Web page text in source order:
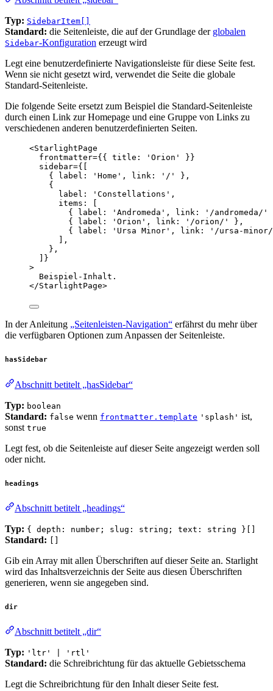
Typ: SidebarItem[]
Standard: die Seitenleiste, die auf der Grundlage der globalen
Sidebar-Konfiguration erzeugt wird
Legt eine benutzerdefinierte Navigationsleiste für diese Seite fest.
Wenn sie nicht gesetzt wird, verwendet die Seite die globale
Standard-Seitenleiste.
Die folgende Seite ersetzt zum Beispiel die Standard-Seitenleiste
durch einen Link zur Homepage und eine Gruppe von Links zu
verschiedenen anderen benutzerdefinierten Seiten.
<StarlightPage
frontmatter={ { title: ' Orion ' } }
sidebar={
{ label:
' Home ' , link: ' / '
},
{
label:
' Constellations ' ,
items: [
{ label:
' Andromeda ' , link: ' /andromeda/ '
{ label:
' Orion ' , link: ' /orion/ '
},
{ label:
' Ursa Minor ' , link: ' /ursa-minor/
],
},
}
>
Beispiel-Inhalt.
</StarlightPage>
In der Anleitung „Seitenleisten-Navigation“ erfährst du mehr über
die verfügbaren Optionen zum Anpassen der Seitenleiste.
hasSidebar
Abschnitt betitelt „hasSidebar“
Typ: boolean
Standard: false wenn frontmatter.template 'splash' ist,
sonst true
Legt fest, ob die Seitenleiste auf dieser Seite angezeigt werden soll
oder nicht.
headings
Abschnitt betitelt „headings“
Typ: { depth: number; slug: string; text: string }[]
Standard:
Gib ein Array mit allen Überschriften auf dieser Seite an. Starlight
wird das Inhaltsverzeichnis der Seite aus diesen Überschriften
generieren, wenn sie angegeben sind.
dir
Abschnitt betitelt „dir“
Typ: 'ltr' | 'rtl'
Standard: die Schreibrichtung für das aktuelle Gebietsschema
Legt die Schreibrichtung für den Inhalt dieser Seite fest.